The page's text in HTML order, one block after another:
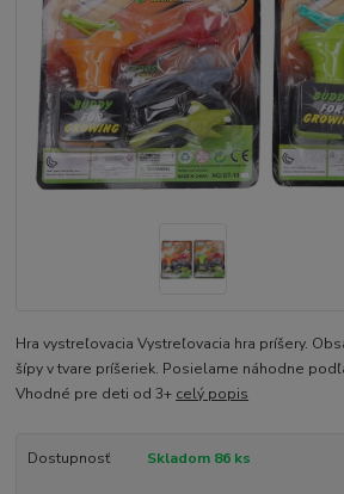
Hra vystreľovacia Vystreľovacia hra príšery.
šípy v tvare príšeriek. Posielame náhodne
Vhodné pre deti od 3+ celý popis
Dostupnosť Skladom 86 ks